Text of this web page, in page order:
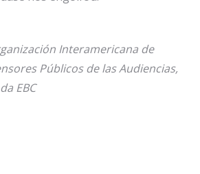
Interamericana de
Públicos de las Audiencias,
EBC